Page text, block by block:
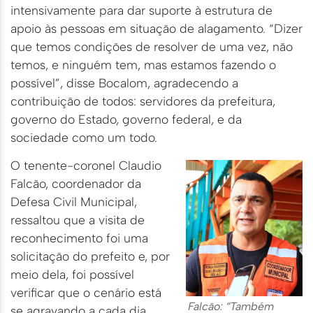
intensivamente para dar suporte à estrutura de
apoio às pessoas em situação de alagamento. “Dizer
que temos condições de resolver de uma vez, não
temos, e ninguém tem, mas estamos fazendo o
possível”, disse Bocalom, agradecendo a
contribuição de todos: servidores da prefeitura,
governo do Estado, governo federal, e da
sociedade como um todo.
Falcão: “Também
O tenente-coronel Claudio
Falcão, coordenador da
Defesa Civil Municipal,
ressaltou que a visita de
reconhecimento foi uma
solicitação do prefeito e, por
meio dela, foi possível
verificar que o cenário está